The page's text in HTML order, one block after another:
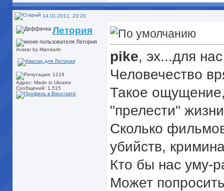
14.01.2011, 23:20
Летория
Avatar by Mandarin
Адрес: Made in Ukraine
Сообщений: 1,515
pike, эх...для
Человечество
Такое
"прелести"
Сколько
убийств,
Кто бы нас уму-
Может